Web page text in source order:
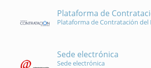
Plataforma de
Plataforma de Contratación del
Sede electrónica
Sede electrónica